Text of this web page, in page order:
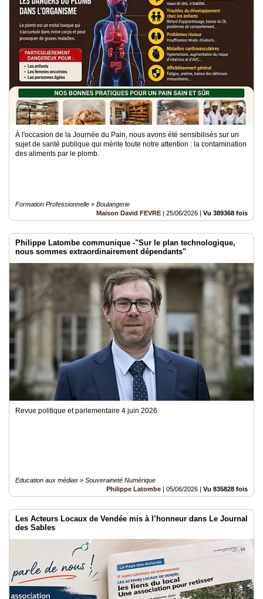
À l'occasion de la Journée du Pain, nous avons été sensibilisés sur un
sujet de santé publique qui mérite toute notre attention : la contamination
des aliments par le plomb.
Formation Professionnelle » Boulangerie
Maison David FEVRE | 25/06/2026 | Vu 389368 fois
Philippe Latombe communique -"Sur le plan technologique,
nous sommes extraordinairement dépendants"
Revue politique et parlementaire 4 juin 2026
Education aux médias » Souveraineté Numérique
Philippe Latombe | 05/06/2026 | Vu 835828 fois
Les Acteurs Locaux de Vendée mis à l’honneur dans Le Journal
des Sables